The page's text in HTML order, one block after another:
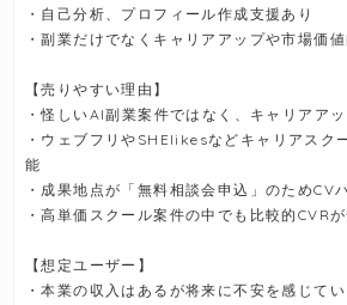
・自己分析、プロフィール作成支援あり
・副業だけでなくキャリアアップや市場価
【売りやすい理由】
・怪しいAI副業案件ではなく、キャリアア
・ウェブフリやSHElikesなどキャリアスク
能
・成果地点が「無料相談会申込」のためCV
・高単価スクール案件の中でも比較的CVR
【想定ユーザー】
・本業の収入はあるが将来に不安を感じて